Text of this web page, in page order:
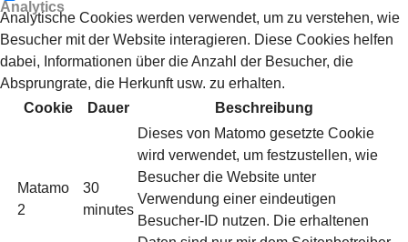
Analytics
Analytische Cookies werden verwendet, um zu verstehen, wie
Besucher mit der Website interagieren. Diese Cookies helfen
dabei, Informationen über die Anzahl der Besucher, die
Absprungrate, die Herkunft usw. zu erhalten.
Cookie
Dauer Beschreibung
Matamo
2
30
minutes
Dieses von Matomo gesetzte Cookie
wird verwendet, um festzustellen, wie
Besucher die Website unter
Verwendung einer eindeutigen
Besucher-ID nutzen. Die erhaltenen